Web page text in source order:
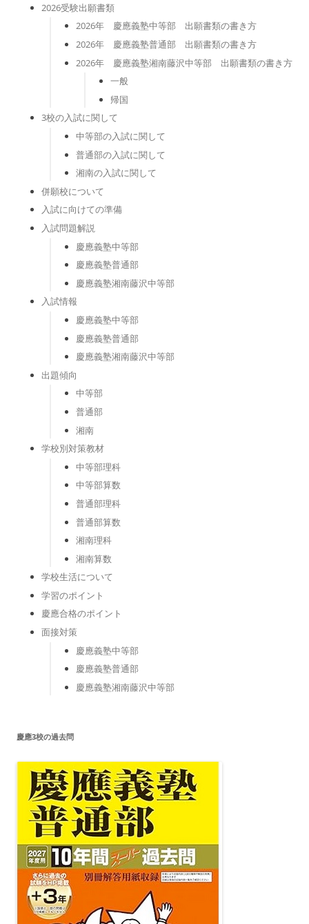
2026受験出願書類
2026年 慶應義塾中等部 出願書類の書き方
2026年 慶應義塾普通部 出願書類の書き方
2026年 慶應義塾湘南藤沢中等部 出願書類の書き方
一般
帰国
3校の入試に関して
中等部の入試に関して
普通部の入試に関して
湘南の入試に関して
併願校について
入試に向けての準備
入試問題解説
慶應義塾中等部
慶應義塾普通部
慶應義塾湘南藤沢中等部
入試情報
慶應義塾中等部
慶應義塾普通部
慶應義塾湘南藤沢中等部
出題傾向
中等部
普通部
湘南
学校別対策教材
中等部理科
中等部算数
普通部理科
普通部算数
湘南理科
湘南算数
学校生活について
学習のポイント
慶應合格のポイント
面接対策
慶應義塾中等部
慶應義塾普通部
慶應義塾湘南藤沢中等部
慶應3校の過去問